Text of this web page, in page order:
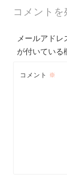
ナ
ビ
ゲ
ー
コメントを
メールアドレ
が付いている
コメント ※